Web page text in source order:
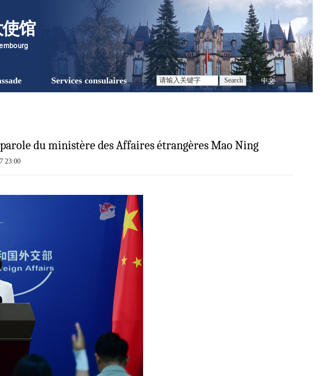
馆
Services consulaires 中文
du ministère des Affaires étrangères Mao Ning
23:00